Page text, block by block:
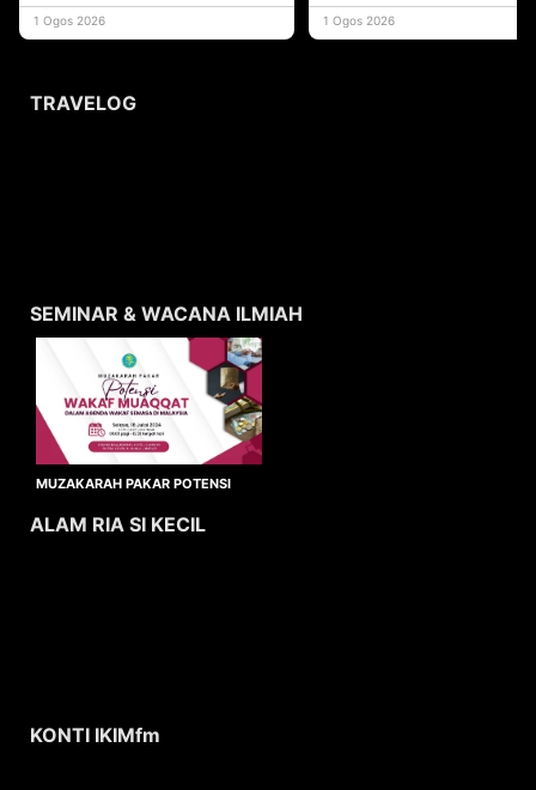
yang memberi ma
1 Ogos 2026
1 Ogos 2026
TRAVELOG
SEMINAR & WACANA ILMIAH
MUZAKARAH PAKAR POTENSI
ALAM RIA SI KECIL
KONTI IKIMfm